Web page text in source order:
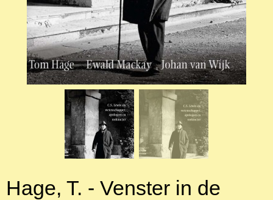
Hage, T. - Venster in de